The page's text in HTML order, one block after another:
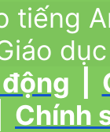
tiếng
Chính